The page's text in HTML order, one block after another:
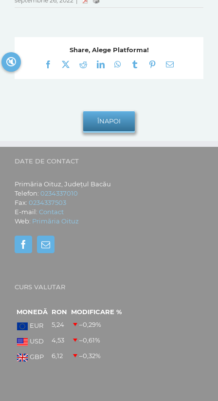
Share, Alege Platforma!
Facebook
RedditLinkedInWhatsApp
Tumblr Pinterest
E-
DATE DE CONTACT
Primăria Oituz, Județul Bacău
Telefon: 0234337010
Fax: 0234337503
E-mail: Contact
Web: Primăria Oituz
CURS VALUTAR
MONEDĂ RON
MODIFICARE %
EUR
5,24 –0,29%
USD 4,53 –0,61%
GBP 6,12 –0,32%
🔇